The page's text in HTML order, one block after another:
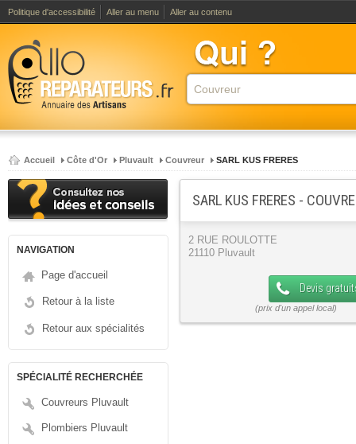
Politique d'accessibilité Aller au menu Aller au contenu
Accueil Côte d'Or Pluvault Couvreur SARL KUS FRERES
NAVIGATION
Page d'accueil
Retour à la liste
Retour aux spécialités
SPÉCIALITÉ RECHERCHÉE
Couvreurs Pluvault
Plombiers Pluvault
SARL KUS FRERES -
2 RUE ROULOTTE
21110 Pluvault
Devis